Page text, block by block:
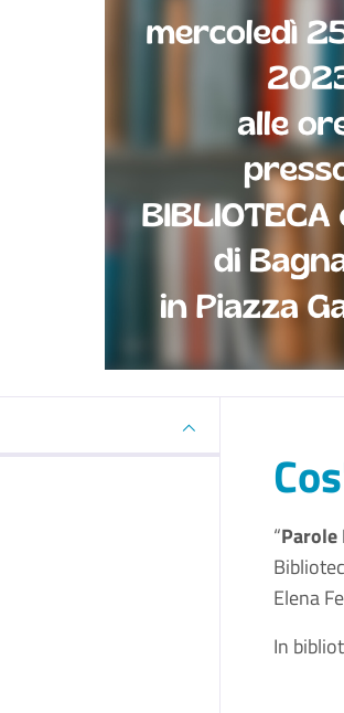
“Parole
Elena
In